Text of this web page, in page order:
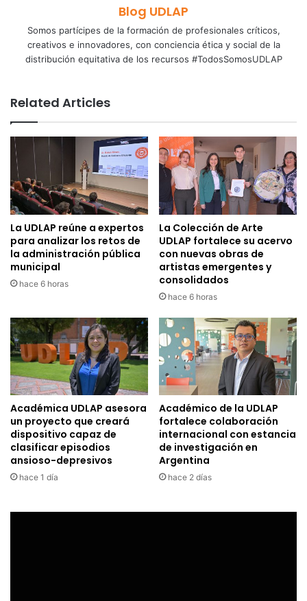
Blog UDLAP
Somos partícipes de la formación de profesionales críticos,
creativos e innovadores, con conciencia ética y social de la
distribución equitativa de los recursos #TodosSomosUDLAP
Related Articles
La UDLAP reúne a expertos
para analizar los retos de
la administración pública
municipal
hace 6 horas
La Colección de Arte
UDLAP fortalece su acervo
con nuevas obras de
artistas emergentes y
consolidados
hace 6 horas
Académica UDLAP asesora
un proyecto que creará
dispositivo capaz de
clasificar episodios
ansioso-depresivos
hace 1 día
Académico de la UDLAP
fortalece colaboración
internacional con estancia
de investigación en
Argentina
hace 2 días